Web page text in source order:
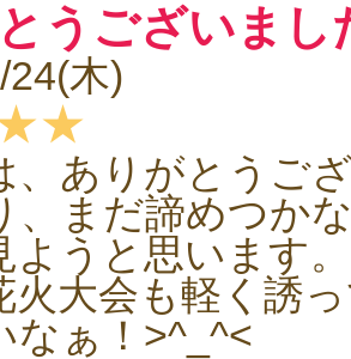
うございまし
木)
、ありがとうご
、まだ諦めつか
うと思います。
火大会も軽く誘
なぁ！>^_^<